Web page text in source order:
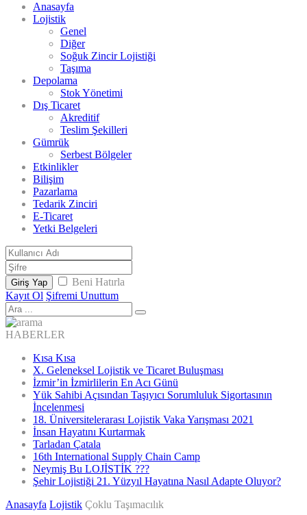
Anasayfa
Lojistik
Genel
Diğer
Soğuk Zincir Lojistiği
Taşıma
Depolama
Stok Yönetimi
Dış Ticaret
Akreditif
Teslim Şekilleri
Gümrük
Serbest Bölgeler
Etkinlikler
Bilişim
Pazarlama
Tedarik Zinciri
E-Ticaret
Yetki Belgeleri
Giriş Yap
Beni Hatırla
Kayıt Ol Şifremi Unuttum
HABERLER
Kısa Kısa
X. Geleneksel Lojistik ve Ticaret Buluşması
İzmir’in İzmirlilerin En Acı Günü
Yük Sahibi Açısından Taşıyıcı Sorumluluk Sigortasının
İncelenmesi
18. Üniversitelerarası Lojistik Vaka Yarışması 2021
İnsan Hayatını Kurtarmak
Tarladan Çatala
16th International Supply Chain Camp
Neymiş Bu LOJİSTİK ???
Şehir Lojistiği 21. Yüzyıl Hayatına Nasıl Adapte Oluyor?
Anasayfa Lojistik Çoklu Taşımacılık